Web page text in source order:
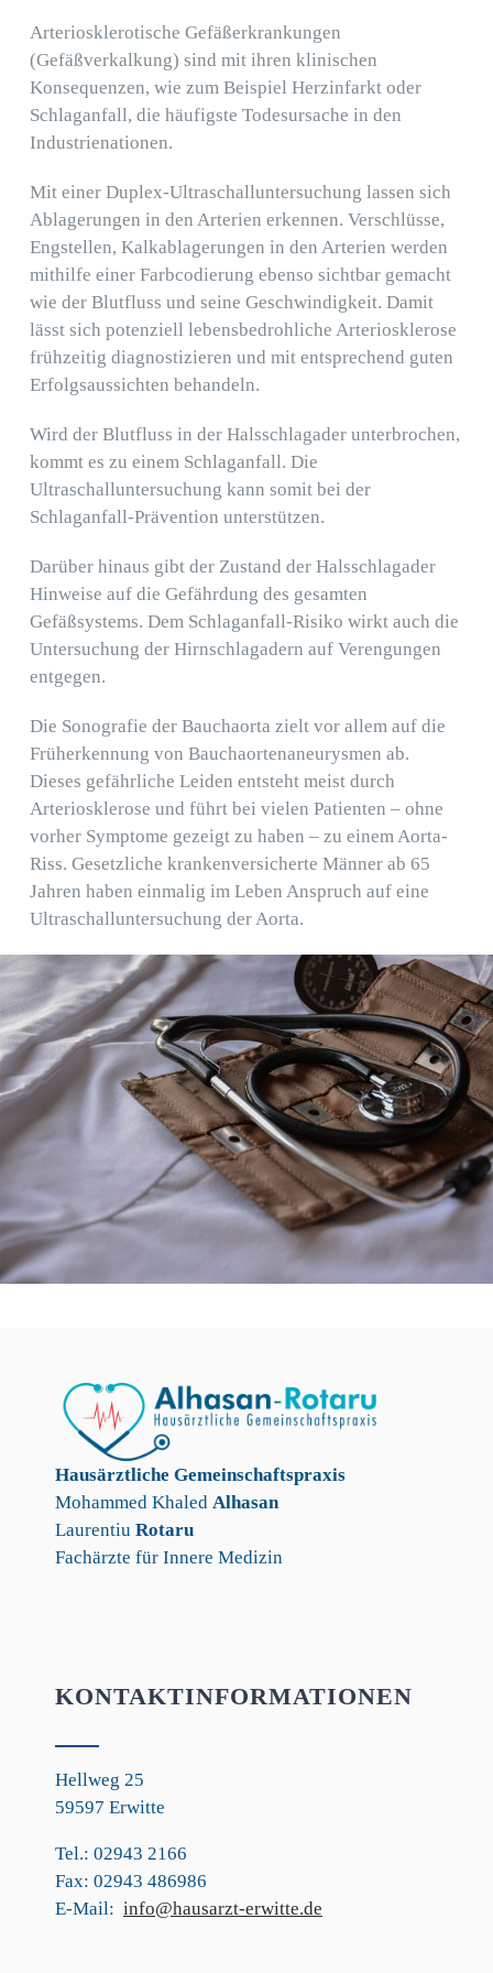
Kontakt
Arteriosklerotische Gefäßerkrankungen
(Gefäßverkalkung) sind mit ihren klinischen
Konsequenzen, wie zum Beispiel Herzinfarkt oder
Schlaganfall, die häufigste Todesursache in den
Industrienationen.
Mit einer Duplex-Ultraschalluntersuchung lassen sich
Ablagerungen in den Arterien erkennen. Verschlüsse,
Engstellen, Kalkablagerungen in den Arterien werden
mithilfe einer Farbcodierung ebenso sichtbar gemacht
wie der Blutfluss und seine Geschwindigkeit. Damit
lässt sich potenziell lebensbedrohliche Arteriosklerose
frühzeitig diagnostizieren und mit entsprechend guten
Erfolgsaussichten behandeln.
Wird der Blutfluss in der Halsschlagader unterbrochen,
kommt es zu einem Schlaganfall. Die
Ultraschalluntersuchung kann somit bei der
Schlaganfall-Prävention unterstützen.
Darüber hinaus gibt der Zustand der Halsschlagader
Hinweise auf die Gefährdung des gesamten
Gefäßsystems. Dem Schlaganfall-Risiko wirkt auch die
Untersuchung der Hirnschlagadern auf Verengungen
entgegen.
Die Sonografie der Bauchaorta zielt vor allem auf die
Früherkennung von Bauchaortenaneurysmen ab.
Dieses gefährliche Leiden entsteht meist durch
Arteriosklerose und führt bei vielen Patienten – ohne
vorher Symptome gezeigt zu haben – zu einem Aorta-
Riss. Gesetzliche krankenversicherte Männer ab 65
Jahren haben einmalig im Leben Anspruch auf eine
Ultraschalluntersuchung der Aorta.
Hausärztliche Gemeinschaftspraxis
Mohammed Khaled Alhasan
Laurentiu Rotaru
Fachärzte für Innere Medizin
KONTAKTINFORMATIONEN
Hellweg 25
59597 Erwitte
Tel.: 02943 2166
Fax: 02943 486986
E-Mail: info@hausarzt-erwitte.de